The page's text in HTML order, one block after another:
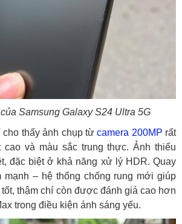
Samsung Galaxy S24 Ultra 5G
cho thấy ảnh chụp từcamera 200MP rất
cao và màu sắc trung thực. Ảnh thiếu
đặc biệt ở khả năng xử lý HDR. Quay
mạnh – hệ thống chống rung mới giúp
thậm chí còn được đánh giá cao hơn
trong điều kiện ánh sáng yếu.